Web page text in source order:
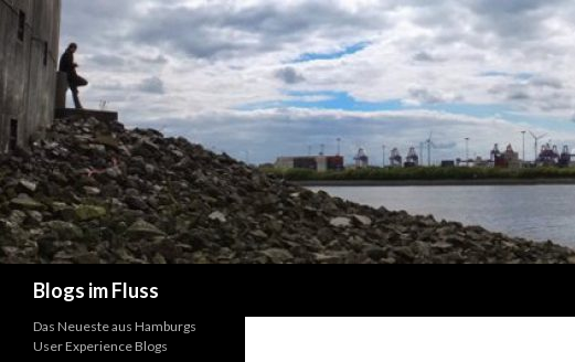
Blogs im Fluss
Das Neueste aus Hamburgs
User Experience Blogs